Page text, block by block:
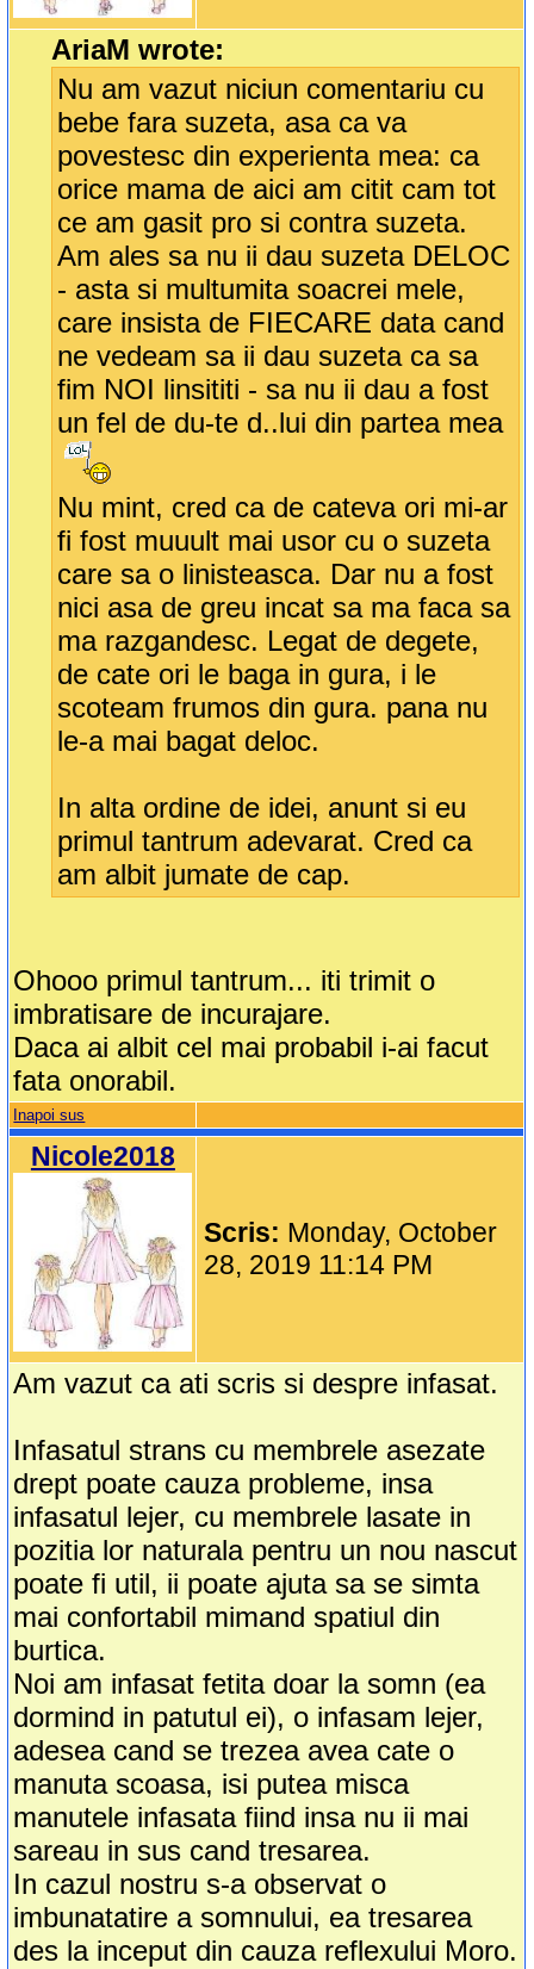
AriaM wrote:
Nu am vazut niciun comentariu cu
bebe fara suzeta, asa ca va
povestesc din experienta mea: ca
orice mama de aici am citit cam tot
ce am gasit pro si contra suzeta.
Am ales sa nu ii dau suzeta DELOC
- asta si multumita soacrei mele,
care insista de FIECARE data cand
ne vedeam sa ii dau suzeta ca sa
fim NOI linsititi - sa nu ii dau a fost
un fel de du-te d..lui din partea mea
Nu mint, cred ca de cateva ori mi-ar
fi fost muuult mai usor cu o suzeta
care sa o linisteasca. Dar nu a fost
nici asa de greu incat sa ma faca sa
ma razgandesc. Legat de degete,
de cate ori le baga in gura, i le
scoteam frumos din gura. pana nu
le-a mai bagat deloc.
In alta ordine de idei, anunt si eu
primul tantrum adevarat. Cred ca
am albit jumate de cap.
Ohooo primul tantrum... iti trimit o
imbratisare de incurajare.
Daca ai albit cel mai probabil i-ai facut
fata onorabil.
Inapoi sus
Nicole2018
Scris: Monday, October
28, 2019 11:14 PM
Am vazut ca ati scris si despre infasat.
Infasatul strans cu membrele asezate
drept poate cauza probleme, insa
infasatul lejer, cu membrele lasate in
pozitia lor naturala pentru un nou nascut
poate fi util, ii poate ajuta sa se simta
mai confortabil mimand spatiul din
burtica.
Noi am infasat fetita doar la somn (ea
dormind in patutul ei), o infasam lejer,
adesea cand se trezea avea cate o
manuta scoasa, isi putea misca
manutele infasata fiind insa nu ii mai
sareau in sus cand tresarea.
In cazul nostru s-a observat o
imbunatatire a somnului, ea tresarea
des la inceput din cauza reflexului Moro.